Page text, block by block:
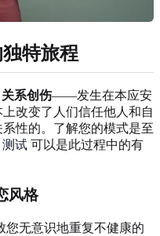
特旅程
关系创伤——发生在本应安
改变了人们信任他人和自
性的。了解您的模式是至
测试 可以是此过程中的有
风格
您无意识地重复不健康的